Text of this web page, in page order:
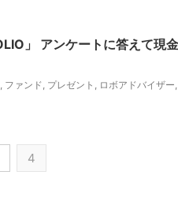
」 アンケートに答えて現
, ファンド, プレゼント , ロボアドバイザー,
4